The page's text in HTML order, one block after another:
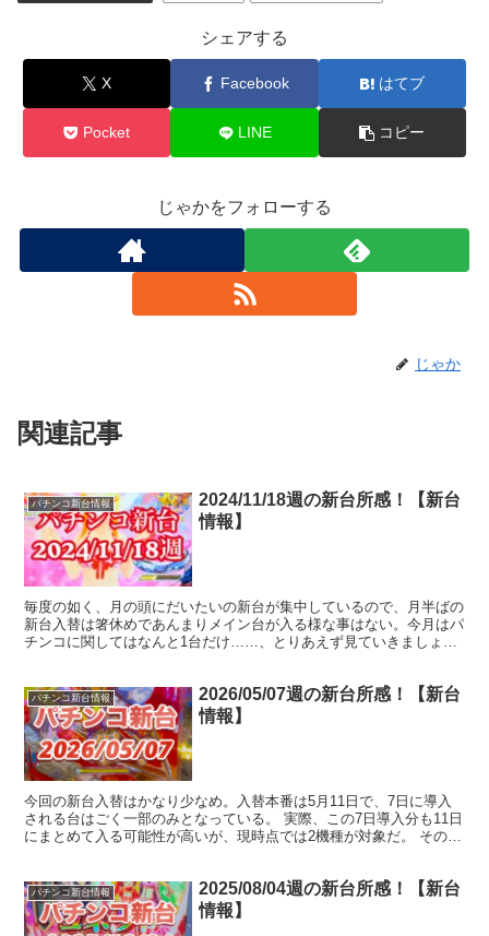
シェアする
X Facebook はてブ
Pocket LINE コピー
じゃかをフォローする
じゃか
関連記事
パチンコ新台情報
2024/11/18週の新台所感！【新台
情報】
毎度の如く、月の頭にだいたいの新台が集中しているので、月半ばの
新台入替は箸休めであんまりメイン台が入る様な事はない。今月はパ
チンコに関してはなんと1台だけ……、とりあえず見ていきましょう
パチンコ新台情報
2026/05/07週の新台所感！【新台
情報】
今回の新台入替はかなり少なめ。入替本番は5月11日で、7日に導入
される台はごく一部のみとなっている。 実際、この7日導入分も11日
にまとめて入る可能性が高いが、現時点では2機種が対象だ。 その2
パチンコ新台情報
2025/08/04週の新台所感！【新台
情報】